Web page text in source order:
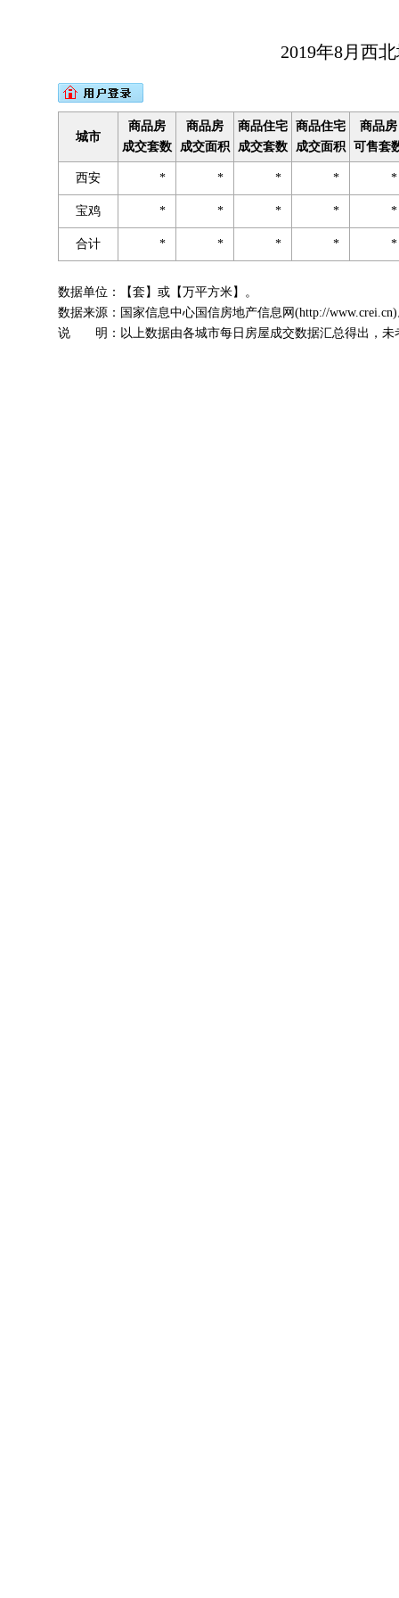
2019年8月西
城市
商品房
成交套数
商品房
成交面积
商品住宅
成交套数
商品住宅
成交面积
商品房
可售套
西安 * * * *
宝鸡 * * * *
合计 * * * *
数据单位：【套】或【万平方米】。
数据来源：国家信息中心国信房地产信息网(http://
说 明：以上数据由各城市每日房屋成交数据汇总得出，未